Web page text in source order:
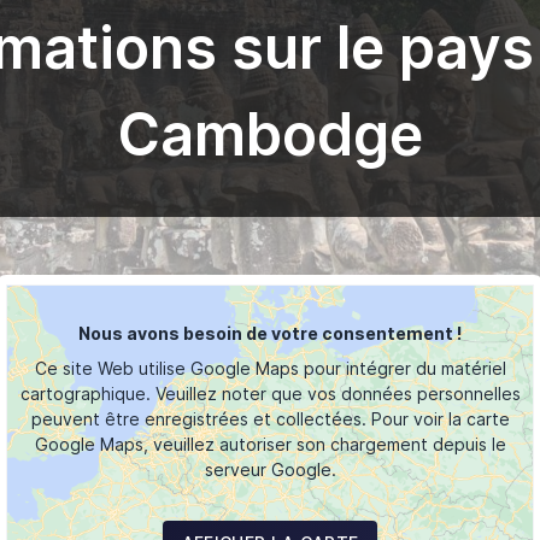
sur le
Cambodge
Nous avons besoin de votre consentement !
Ce site Web utilise Google Maps pour intégrer du matériel
cartographique. Veuillez noter que vos données personnelles
peuvent être enregistrées et collectées. Pour voir la carte
Google Maps, veuillez autoriser son chargement depuis le
serveur Google.